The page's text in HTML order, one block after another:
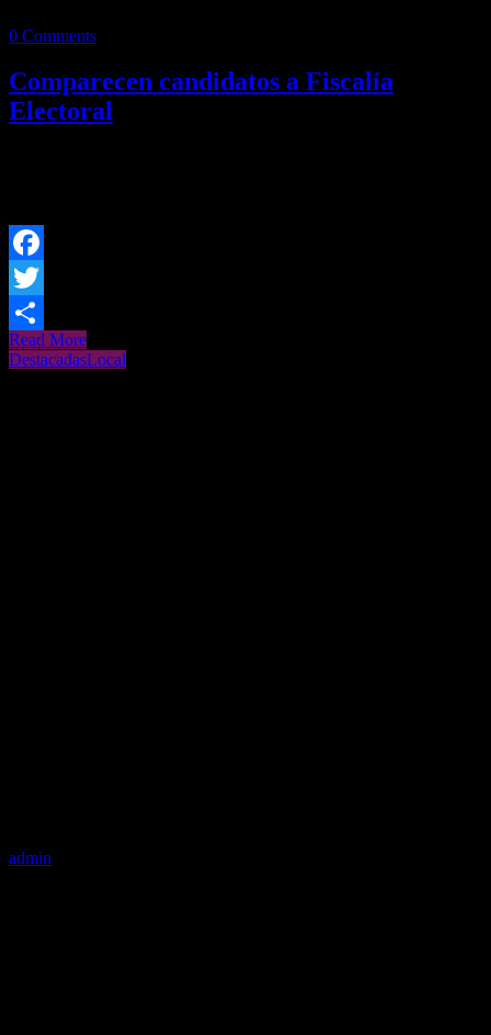
0 Comments
Comparecen candidatos a Fiscalía
Electoral
Facebook
Twitter
Share
Read More
DestacadasLocal
admin